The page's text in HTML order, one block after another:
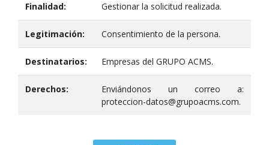
Finalidad: Gestionar la solicitud realizada.
Legitimación: Consentimiento de la persona.
Destinatarios: Empresas del GRUPO ACMS.
Derechos:
Enviándonos un correo a:
proteccion-datos@grupoacms.com.